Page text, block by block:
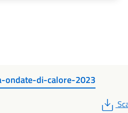
ondate-di-calore-2023